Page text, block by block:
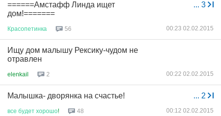
... 3
======Амстафф Линда ищет
дом!=======
Красопетинка 56 00:23 02.02.2015
Ищу дом малышу Рексику-чудом не
отравлен
elenkail 2 00:22 02.02.2015
... 2
Малышка- дворянка на счастье!
все будет хорошо! 48 00:12 02.02.2015